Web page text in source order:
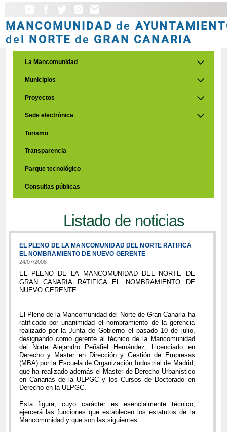
MANCOMUNIDAD de
del NORTE de GRAN CANARIA
La Mancomunidad
Municipios
Proyectos
Sede electrónica
Turismo
Transparencia
Parque tecnológico
Consultas públicas
Listado de noticias
EL PLENO DE LA MANCOMUNIDAD DEL NORTE RATIFICA
EL NOMBRAMIENTO DE NUEVO GERENTE
24/07/2008
EL PLENO DE LA MANCOMUNIDAD DEL NORTE DE
GRAN CANARIA RATIFICA EL NOMBRAMIENTO DE
NUEVO GERENTE
El Pleno de la Mancomunidad del Norte de Gran Canaria ha
ratificado por unanimidad el nombramiento de la gerencia
realizado por la Junta de Gobierno el pasado 10 de julio,
designando como gerente al técnico de la Mancomunidad
del Norte Alejandro Peñafiel Hernández, Licenciado en
Derecho y Master en Dirección y Gestión de Empresas
(MBA) por la Escuela de Organización Industrial de Madrid,
que ha realizado además el Master de Derecho Urbanístico
en Canarias de la ULPGC y los Cursos de Doctorado en
Derecho en la ULPGC.
Esta figura, cuyo carácter es esencialmente técnico,
ejercerá las funciones que establecen los estatutos de la
Mancomunidad y que son las siguientes: